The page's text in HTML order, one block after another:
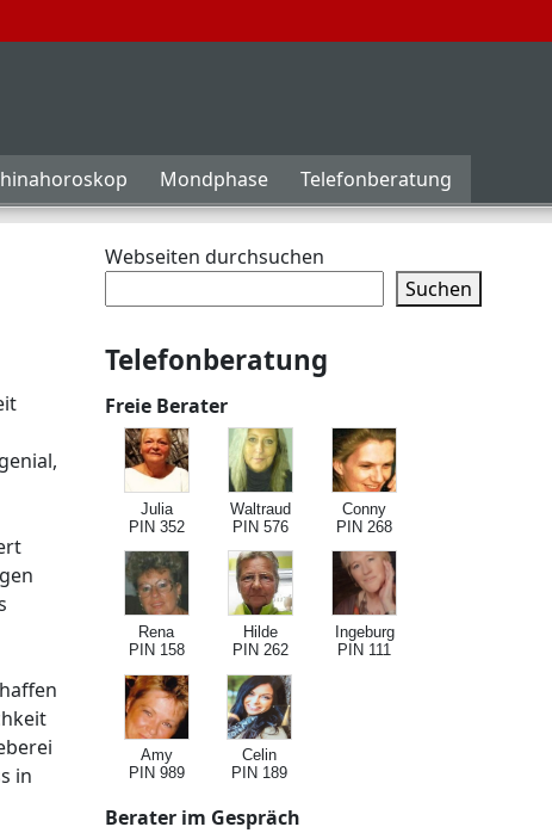
Mondphase Telefonberatung
in
Webseiten durchsuchen
Suchen
Telefonberatung
Freie Berater
Julia
PIN 352
Waltraud
PIN 576
Conny
PIN 268
Rena
PIN 158
Hilde
PIN 262
Ingeburg
PIN 111
Amy
PIN 989
Celin
PIN 189
Berater im Gespräch